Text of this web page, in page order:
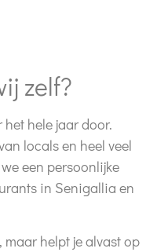
zelf?
hele jaar door.
locals en heel veel
een persoonlijke
in Senigallia en
maar helpt je alvast op